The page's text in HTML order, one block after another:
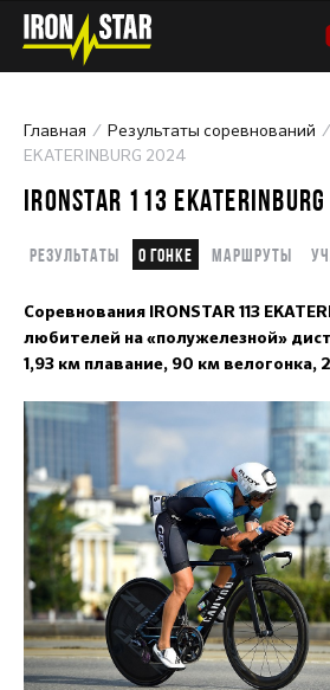
Главная Результаты соревнований
EKATERINBURG 2024
IRONSTAR 113
Результаты О гонке Маршруты
Соревнования IRONSTAR 113
любителей на «полужелезной»
1,93 км плавание, 90 км велогонка,